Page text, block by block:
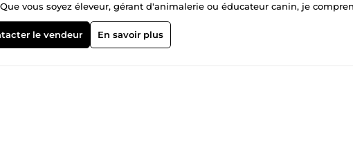
vous soyez éleveur, gérant d'animalerie ou éducateur canin, je
ne me contente pas de faire du design, je crée des contenus qui parlent
le vendeur En savoir plus